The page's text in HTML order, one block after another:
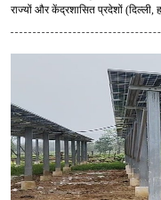
राज्यों और केंद्रशासित प्रदेशों (दिल्ली,
आधिकारिक अधिसूचना जारी करके